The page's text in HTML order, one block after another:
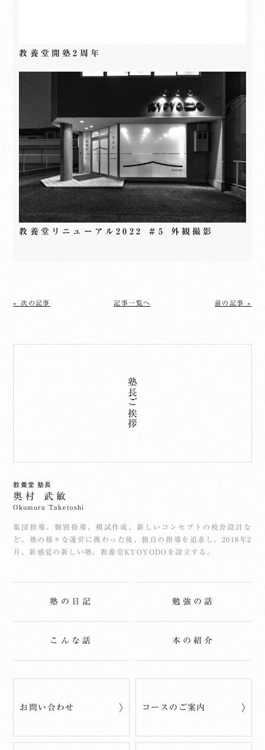
教養堂開塾2周年
教養堂リニューアル2022 ＃5 外観撮影
« 次の記事 記事一覧へ 前の記事 »
塾長ご挨拶
教養堂 塾長
奥村 武敏
Okumura Taketoshi
集団指導、個別指導、模試作成、新しいコンセプトの校舎設計な
ど、塾の様々な運営に携わった後、独自の指導を追求し、2018年2
月、新感覚の新しい塾、教養堂KYOYODOを設立する。
塾の日記 勉強の話
こんな話 本の紹介
お問い合わせ コースのご案内